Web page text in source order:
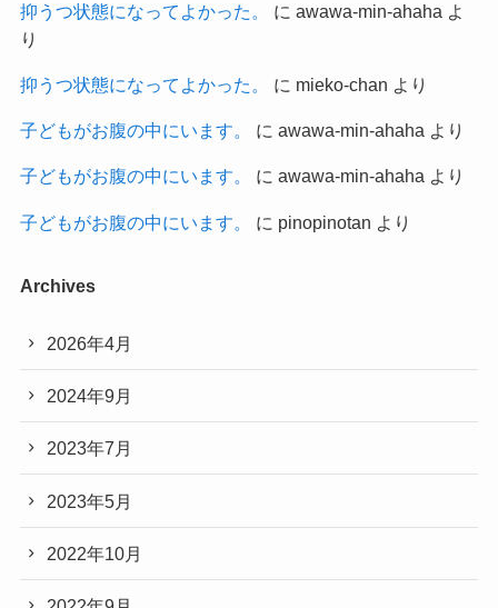
抑うつ状態になってよかった。 に awawa-min-ahaha よ
り
抑うつ状態になってよかった。 に mieko-chan より
子どもがお腹の中にいます。 に awawa-min-ahaha より
子どもがお腹の中にいます。 に awawa-min-ahaha より
子どもがお腹の中にいます。 に pinopinotan より
Archives
2026年4月
2024年9月
2023年7月
2023年5月
2022年10月